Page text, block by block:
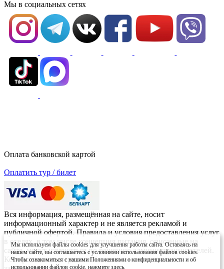
Мы используем файлы cookies для улучшения работы сайта. Оставаясь на
нашем сайте, вы соглашаетесь с условиями использования файлов cookies.
Чтобы ознакомиться с нашими Положениями о конфиденциальности и об
использовании файлов cookie,нажмите здесь.
Мы в социальных сетях
Оплата банковской картой
Оплатить тур / билет
Вся информация, размещённая на сайте, носит
информационный характер и не является рекламой и
публичной офертой. Правила и условия предоставления услуг
в отелях, в том числе концепция питания, описанные на
сайте, могут изменяться по решению администрации отелей.
Копирование материалов без письменного согласия